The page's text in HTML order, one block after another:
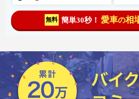
無料 簡単30秒！ 愛車の相